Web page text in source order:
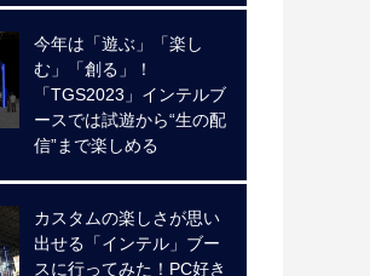
今年は「遊ぶ」「楽し
む」「創る」！
「TGS2023」インテルブ
ースでは試遊から“生の配
信”まで楽しめる
カスタムの楽しさが思い
出せる「インテル」ブー
スに行ってみた！PC好き